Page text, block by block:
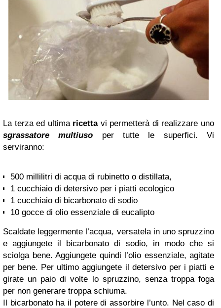
La terza ed ultima ricettavi permetterà di realizzare uno
sgrassatore multiuso per tutte le superfici. Vi
serviranno:
500 millilitri di acqua di rubinetto o distillata,
1 cucchiaio di detersivo per i piatti ecologico
1 cucchiaio di bicarbonato di sodio
10 gocce di olio essenziale di eucalipto
Scaldate leggermente l’acqua, versatela in uno spruzzino
e aggiungete il bicarbonato di sodio, in modo che si
sciolga bene. Aggiungete quindi l’olio essenziale, agitate
per bene. Per ultimo aggiungete il detersivo per i piatti e
girate un paio di volte lo spruzzino, senza troppa foga
per non generare troppa schiuma.
Il bicarbonato ha il potere di assorbire l’unto. Nel caso di